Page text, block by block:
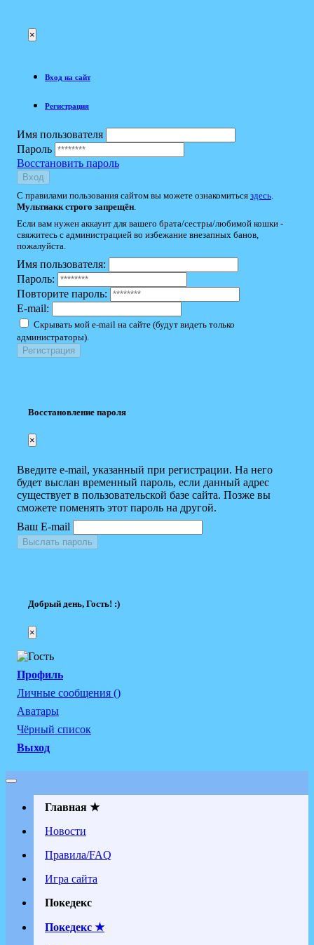
×
Вход на сайт
Регистрация
Имя пользователя
Пароль
Восстановить пароль
Вход
С правилами пользования сайтом вы можете ознакомиться здесь
Мультиакк строго запрещён
Если вам нужен аккаунт для вашего брата/сестры/любимой кошки -
свяжитесь с администрацией во избежание внезапных банов,
пожалуйста.
Имя пользователя:
Пароль:
Повторите пароль:
E-mail:
Скрывать мой e-mail на сайте (будут видеть только
администраторы).
Восстановление пароля
×
Введите e-mail, указанный при регистрации. На него
будет выслан временный пароль, если данный адрес
существует в пользовательской базе сайта. Позже вы
сможете поменять этот пароль на другой.
Ваш E-mail
Выслать пароль
Добрый день, Гость! :)
×
Профиль
Личные сообщения ()
Аватары
Чёрный список
Выход
Главная ★
Новости
Правила/FAQ
Игра сайта
Покедекс
Покедекс ★